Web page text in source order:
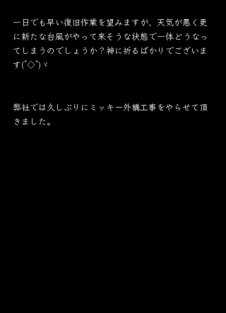
一日でも早い復旧作業を望みますが、天気が悪く更
に新たな台風がやって来そうな状態で一体どうなっ
てしまうのでしょうか？神に祈るばかりでございま
す(”◇”)ゞ
弊社では久しぶりにミッキー外構工事をやらせて頂
きました。